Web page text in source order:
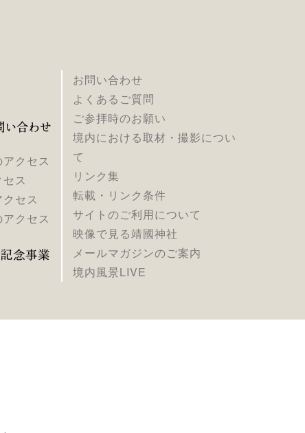
クセス
ス
セス
クセス
お問い合わせ
よくあるご質問
ご参拝時のお願い
境内における取材・撮影につい
て
リンク集
転載・リンク条件
サイトのご利用について
映像で見る靖國神社
メールマガジンのご案内
境内風景LIVE